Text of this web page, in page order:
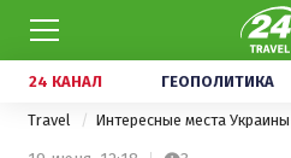
24 КАНАЛ ГЕОПОЛИТИКА
Travel Интересные места Украины